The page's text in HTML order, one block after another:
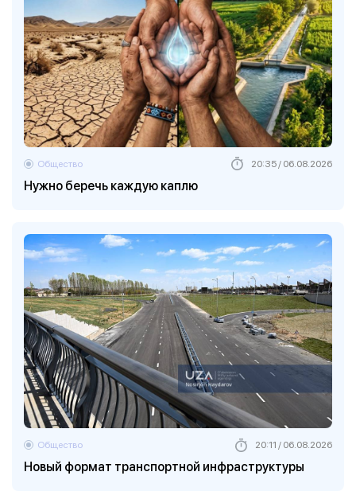
Нужно беречь каждую каплю
Общество 20:35 / 06.08.2026
Новый формат транспортной инфраструктуры
Общество 20:11 / 06.08.2026